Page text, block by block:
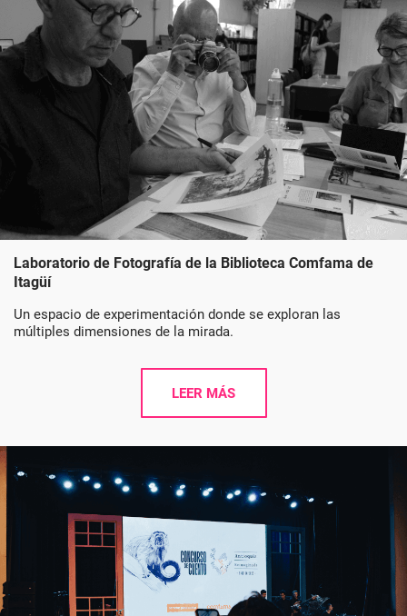
Laboratorio de Fotografía de la Biblioteca Comfama de
Itagüí
Un espacio de experimentación donde se exploran las
múltiples dimensiones de la mirada.
LEER MÁS